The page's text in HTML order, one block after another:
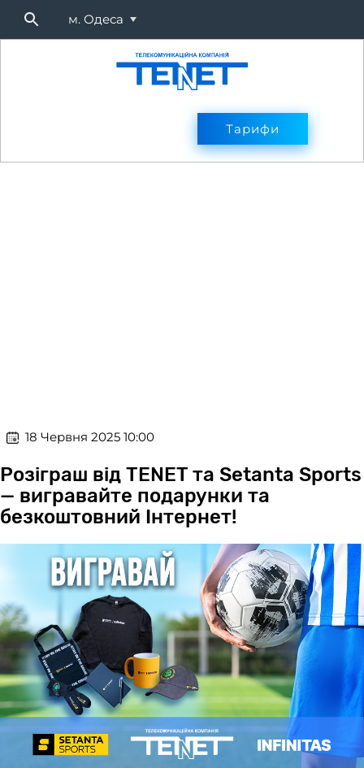
м. Одеса
Оплата
Тарифи
​​ 18 Червня 2025 10:00
Розіграш від TENET та Setanta Sports
— вигравайте подарунки та
безкоштовний Інтернет!